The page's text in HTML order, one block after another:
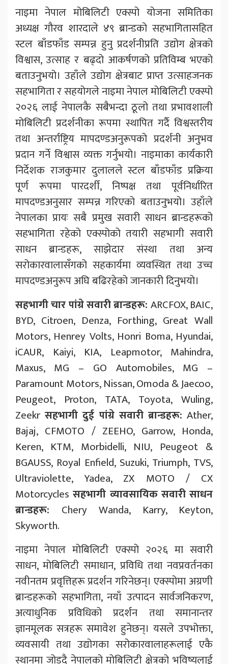
नाइमा नेपाल मोबिलिटी एक्स्पो योजना समितिका
अध्यक्ष गौरव शारदाले ४९ ब्रान्डको सहभागितासहित
स्टल बाँडफाँड सम्पन्न हुनु प्रदर्शनीप्रति उद्योग क्षेत्रको
विश्वास, उत्साह र बढ्दो आकर्षणको प्रतिविम्ब भएको
बताउनुभयो। उहाँले उद्योग क्षेत्रबाट प्राप्त उत्साहजनक
सहभागिता र सहयोगले नाइमा नेपाल मोबिलिटी एक्स्पो
२०२६ लाई नेपालकै सबैभन्दा ठूलो तथा प्रभावशाली
मोबिलिटी प्रदर्शनीका रूपमा स्थापित गर्दै विश्वस्तरीय
तथा अन्तर्राष्ट्रिय मापदण्डअनुरूपको प्रदर्शनी अनुभव
प्रदान गर्ने विश्वास व्यक्त गर्नुभयो। नाइमाका कार्यकारी
निर्देशक राजकुमार दुलालले स्टल बाँडफाँड प्रक्रिया
पूर्ण रूपमा पारदर्शी, निष्पक्ष तथा पूर्वनिर्धारित
मापदण्डअनुसार सम्पन्न गरिएको बताउनुभयो। उहाँले
नेपालका प्रायः सबै प्रमुख सवारी साधन ब्रान्डहरूको
सहभागिता रहेको एक्स्पोको तयारी सहभागी सवारी
साधन ब्रान्डहरू, साझेदार संस्था तथा अन्य
सरोकारवालासँगको सहकार्यमा व्यवस्थित तथा उच्च
मापदण्डअनुरूप अघि बढिरहेको जानकारी दिनुभयो।
सहभागीचारपांग्रेसवारीब्रान्डहरू: ARCFOX, BAIC,
BYD, Citroen, Denza, Forthing, Great Wall
Motors, Henrey Volts, Honri Boma, Hyundai,
iCAUR, Kaiyi, KIA, Leapmotor, Mahindra,
Maxus, MG – GO Automobiles, MG –
Paramount Motors, Nissan, Omoda & Jaecoo,
Peugeot, Proton, TATA, Toyota, Wuling,
Zeekrसहभागी दुई पांग्रे सवारी ब्रान्डहरू: Ather,
Bajaj, CFMOTO / ZEEHO, Garrow, Honda,
Keren, KTM, Morbidelli, NIU, Peugeot &
BGAUSS, Royal Enfield, Suzuki, Triumph, TVS,
Ultraviolette, Yadea, ZX MOTO / CX
Motorcyclesसहभागी व्यावसायिक सवारी साधन
ब्रान्डहरू: Chery Wanda, Karry, Keyton,
Skyworth.
नाइमा नेपाल मोबिलिटी एक्स्पो २०२६ मा सवारी
साधन, मोबिलिटी समाधान, प्रविधि तथा नवप्रवर्तनका
नवीनतम प्रवृत्तिहरू प्रदर्शन गरिनेछन्। एक्स्पोमा अग्रणी
ब्रान्डहरूको सहभागिता, नयाँ उत्पादन सार्वजनिकरण,
अत्याधुनिक प्रविधिको प्रदर्शन तथा समानान्तर
ज्ञानमूलक सत्रहरू समावेश हुनेछन्। यसले उपभोक्ता,
व्यवसायी तथा उद्योगका सरोकारवालाहरूलाई एकै
स्थानमा जोड्दै नेपालको मोबिलिटी क्षेत्रको भविष्यलाई